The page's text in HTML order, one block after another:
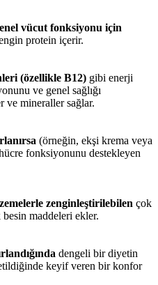
vücut fonksiyonu için
protein içerir.
(özellikle B12) gibi enerji
ve genel sağlığı
ve mineraller sağlar.
(örneğin, ekşi krema veya
fonksiyonunu destekleyen
zenginleştirilebilen çok
maddeleri ekler.
dengeli bir diyetin
keyif veren bir konfor